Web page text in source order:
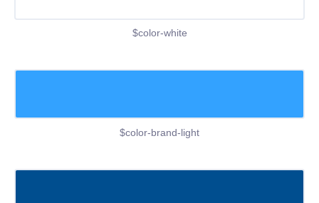
$color-white
$color-brand-light